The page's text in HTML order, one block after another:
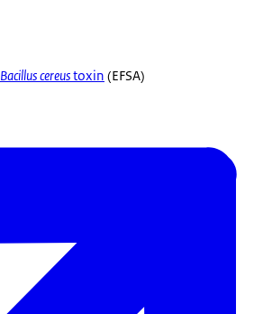
Bacillus cereustoxin (EFSA)